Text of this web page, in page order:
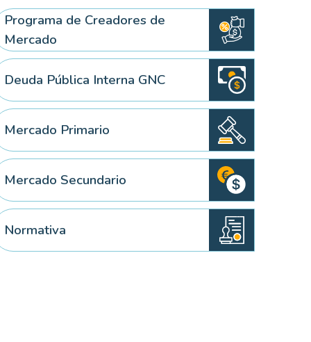
Programa de Creadores de
Mercado
Deuda Pública Interna GNC
Mercado Primario
Mercado Secundario
Normativa